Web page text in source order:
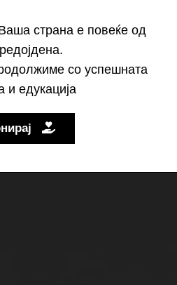
страна е повеќе од
со успешната
и едукација